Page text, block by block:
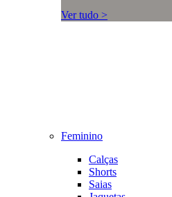
Ver tudo >
Feminino
Calças
Shorts
Saias